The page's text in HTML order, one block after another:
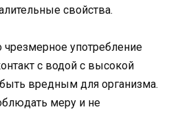
свойства.
чрезмерное употребление
с водой с высокой
вредным для организма.
меру и не